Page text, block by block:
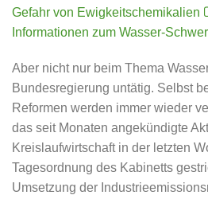
Gefahr von Ewigkeitschemikalien
Informationen zum Wasser-
Aber nicht nur beim Thema
Bundesregierung untätig. Selbst
Reformen werden immer wieder
das seit Monaten angekündigte
Kreislaufwirtschaft in der letzten
Tagesordnung des Kabinetts
Umsetzung der